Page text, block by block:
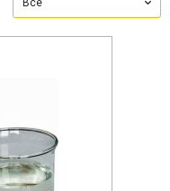
Все